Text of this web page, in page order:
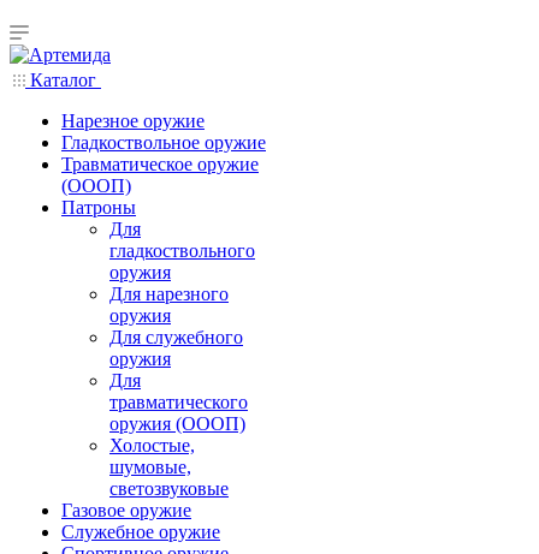
Каталог
Нарезное оружие
Гладкоствольное оружие
Травматическое оружие
(ОООП)
Патроны
Для
гладкоствольного
оружия
Для нарезного
оружия
Для служебного
оружия
Для
травматического
оружия (ОООП)
Холостые,
шумовые,
светозвуковые
Газовое оружие
Служебное оружие